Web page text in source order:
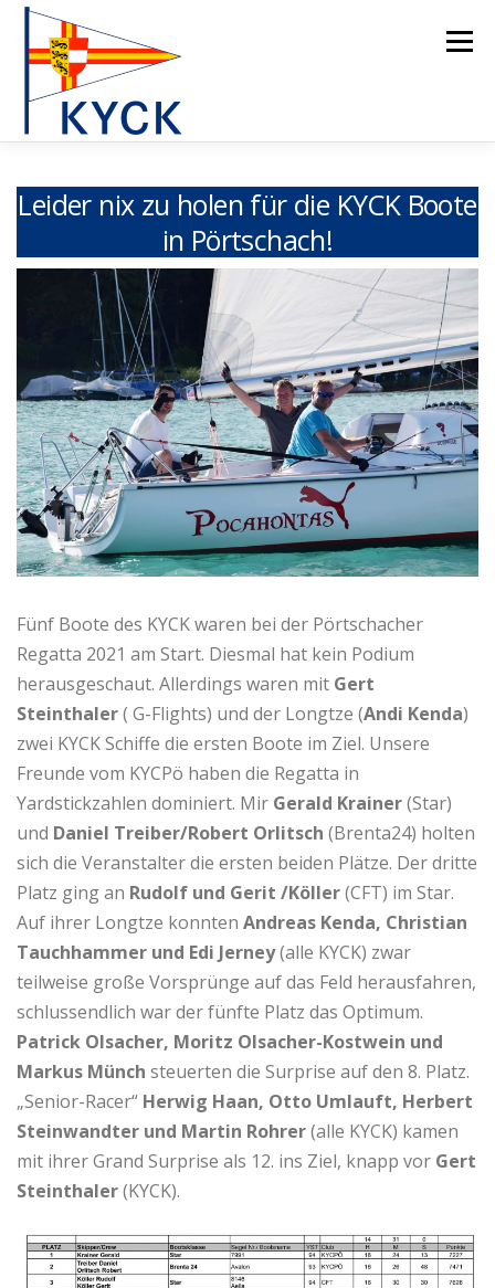
Zum
springen
Menü
HOME CLUB JUGEND FOILING REGATTEN
24-ER/2026 WALL OF FAME GALERIE NEWS WEBCAM
Leider nix zu holen für die KYCK Boote
in Pörtschach!
Fünf Boote des KYCK waren bei der Pörtschacher
Regatta 2021 am Start. Diesmal hat kein Podium
herausgeschaut. Allerdings waren mit Gert
Steinthaler( G-Flights) und der Longtze (Andi Kenda)
zwei KYCK Schiffe die ersten Boote im Ziel. Unsere
Freunde vom KYCPö haben die Regatta in
Yardstickzahlen dominiert. Mir Gerald Krainer(Star)
und Daniel Treiber/Robert Orlitsch (Brenta24) holten
sich die Veranstalter die ersten beiden Plätze. Der dritte
Platz ging an Rudolf und Gerit /Köller(CFT) im Star.
Auf ihrer Longtze konnten Andreas Kenda, Christian
Tauchhammer und Edi Jerney(alle KYCK) zwar
teilweise große Vorsprünge auf das Feld herausfahren,
schlussendlich war der fünfte Platz das Optimum.
Patrick Olsacher, Moritz Olsacher-Kostwein und
Markus Münch steuerten die Surprise auf den 8. Platz.
„Senior-Racer“ Herwig Haan, Otto Umlauft, Herbert
Steinwandter und Martin Rohrer(alle KYCK) kamen
mit ihrer Grand Surprise als 12. ins Ziel, knapp vor Gert
Steinthaler(KYCK).